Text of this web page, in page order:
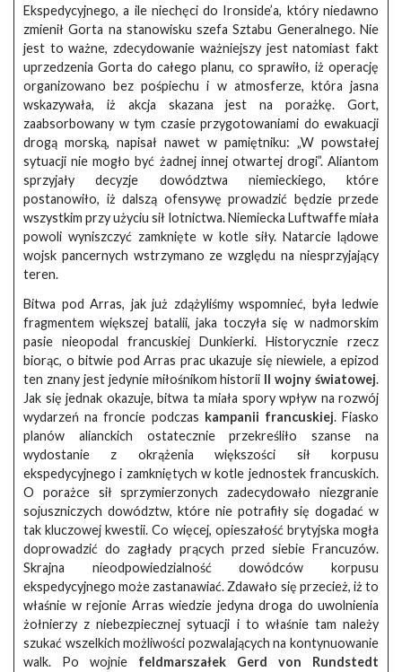
Ekspedycyjnego, a ile niechęci do Ironside’a, który niedawno
zmienił Gorta na stanowisku szefa Sztabu Generalnego. Nie
jest to ważne, zdecydowanie ważniejszy jest natomiast fakt
uprzedzenia Gorta do całego planu, co sprawiło, iż operację
organizowano bez pośpiechu i w atmosferze, która jasna
wskazywała, iż akcja skazana jest na porażkę. Gort,
zaabsorbowany w tym czasie przygotowaniami do ewakuacji
drogą morską, napisał nawet w pamiętniku: „W powstałej
sytuacji nie mogło być żadnej innej otwartej drogi”. Aliantom
sprzyjały decyzje dowództwa niemieckiego, które
postanowiło, iż dalszą ofensywę prowadzić będzie przede
wszystkim przy użyciu sił lotnictwa. Niemiecka Luftwaffe miała
powoli wyniszczyć zamknięte w kotle siły. Natarcie lądowe
wojsk pancernych wstrzymano ze względu na niesprzyjający
teren.
Bitwa pod Arras, jak już zdążyliśmy wspomnieć, była ledwie
fragmentem większej batalii, jaka toczyła się w nadmorskim
pasie nieopodal francuskiej Dunkierki. Historycznie rzecz
biorąc, o bitwie pod Arras prac ukazuje się niewiele, a epizod
ten znany jest jedynie miłośnikom historii II wojny światowej.
Jak się jednak okazuje, bitwa ta miała spory wpływ na rozwój
wydarzeń na froncie podczas kampanii francuskiej. Fiasko
planów alianckich ostatecznie przekreśliło szanse na
wydostanie z okrążenia większości sił korpusu
ekspedycyjnego i zamkniętych w kotle jednostek francuskich.
O porażce sił sprzymierzonych zadecydowało niezgranie
sojuszniczych dowództw, które nie potrafiły się dogadać w
tak kluczowej kwestii. Co więcej, opieszałość brytyjska mogła
doprowadzić do zagłady prących przed siebie Francuzów.
Skrajna nieodpowiedzialność dowódców korpusu
ekspedycyjnego może zastanawiać. Zdawało się przecież, iż to
właśnie w rejonie Arras wiedzie jedyna droga do uwolnienia
żołnierzy z niebezpiecznej sytuacji i to właśnie tam należy
szukać wszelkich możliwości pozwalających na kontynuowanie
walk. Po wojnie feldmarszałek Gerd von Rundstedt